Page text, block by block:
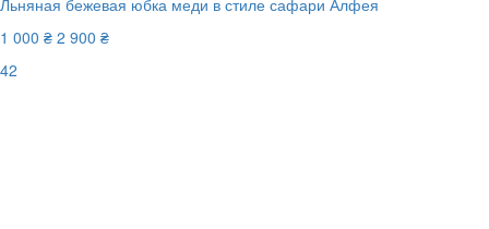
Льняная бежевая юбка меди в стиле сафари Алфея
1 000 ₴ 2 900 ₴
42